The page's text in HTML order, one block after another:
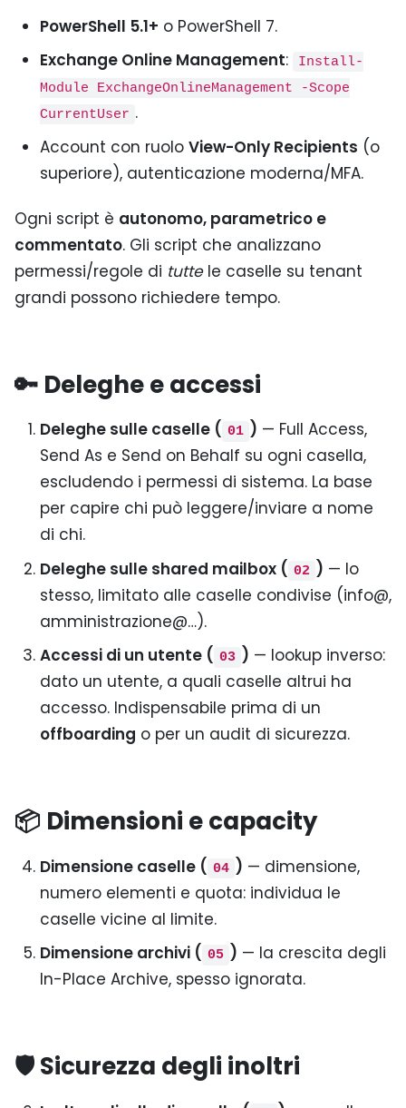
PowerShell 5.1+ o PowerShell 7.
Exchange Online Management:
Install-
Module ExchangeOnlineManagement -Scope
CurrentUser .
Account con ruolo View-Only Recipients (o
superiore), autenticazione moderna/MFA.
Ogni script è autonomo, parametrico e
commentato. Gli script che analizzano
permessi/regole di tuttele caselle su tenant
grandi possono richiedere tempo.
🔑 Deleghe e accessi
Deleghe sulle caselle ( 01 ) — Full Access,
Send As e Send on Behalf su ogni casella,
escludendo i permessi di sistema. La base
per capire chi può leggere/inviare a nome
di chi.
Deleghe sulle shared mailbox ( 02 ) — lo
stesso, limitato alle caselle condivise (info@,
amministrazione@…).
Accessi di un utente ( 03 ) — lookup inverso:
dato un utente, a quali caselle altrui ha
accesso. Indispensabile prima di un
offboarding o per un audit di sicurezza.
📦 Dimensioni e capacity
Dimensione caselle ( 04 ) — dimensione,
numero elementi e quota: individua le
caselle vicine al limite.
Dimensione archivi ( 05 ) — la crescita degli
In-Place Archive, spesso ignorata.
🛡️ Sicurezza degli inoltri